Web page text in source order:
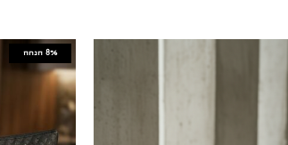
8% הנחה